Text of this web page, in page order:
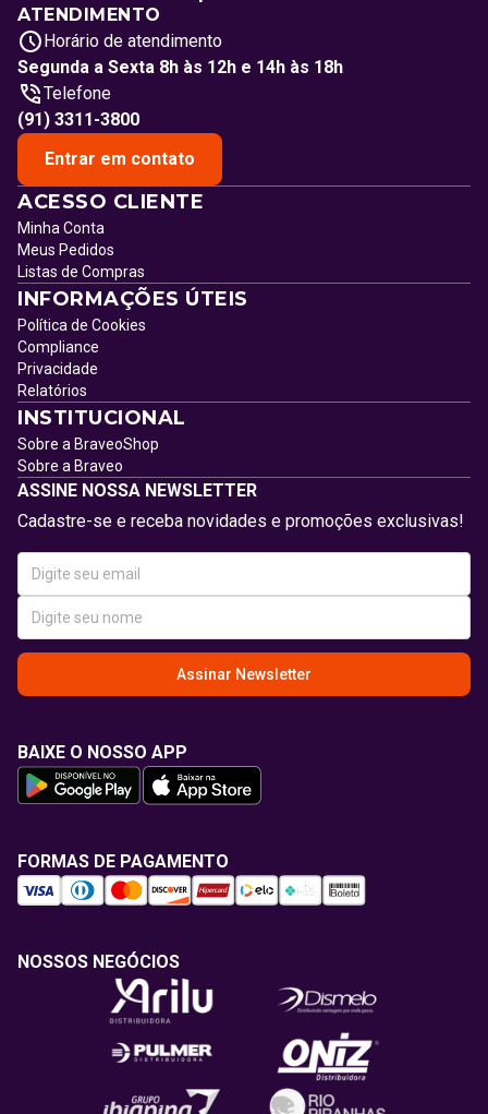
ATENDIMENTO
Horário de atendimento
Segunda a Sexta 8h às 12h e 14h às 18h
Telefone
(91) 3311-3800
Entrar em contato
ACESSO CLIENTE
Minha Conta
Meus Pedidos
Listas de Compras
INFORMAÇÕES ÚTEIS
Política de Cookies
Compliance
Privacidade
Relatórios
INSTITUCIONAL
Sobre a BraveoShop
Sobre a Braveo
ASSINE NOSSA NEWSLETTER
Cadastre-se e receba novidades e promoções exclusivas!
Assinar Newsletter
BAIXE O NOSSO APP
FORMAS DE PAGAMENTO
NOSSOS NEGÓCIOS